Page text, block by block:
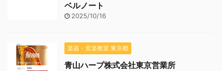
ベルノート
2025/10/16
楽器・音楽教室 東京都
青山ハープ株式会社東京営業所